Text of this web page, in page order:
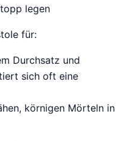
legen
für:
Durchsatz und
sich oft eine
körnigen Mörteln in